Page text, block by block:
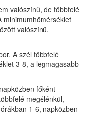
valószínű, de többfelé
minimumhőmérséklet
valószínű.
A szél többfelé
3-8, a legmagasabb
főként
megélénkül,
1-6, napközben